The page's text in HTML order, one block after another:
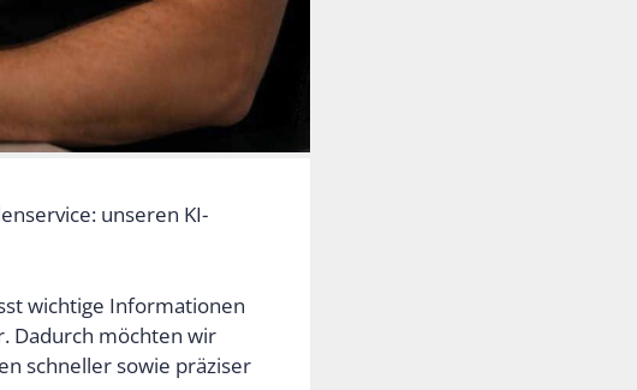
unseren KI-
wichtige Informationen
Dadurch möchten wir
schneller sowie präziser